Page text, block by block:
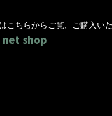
こちらからご覧、ご購入いた
shop